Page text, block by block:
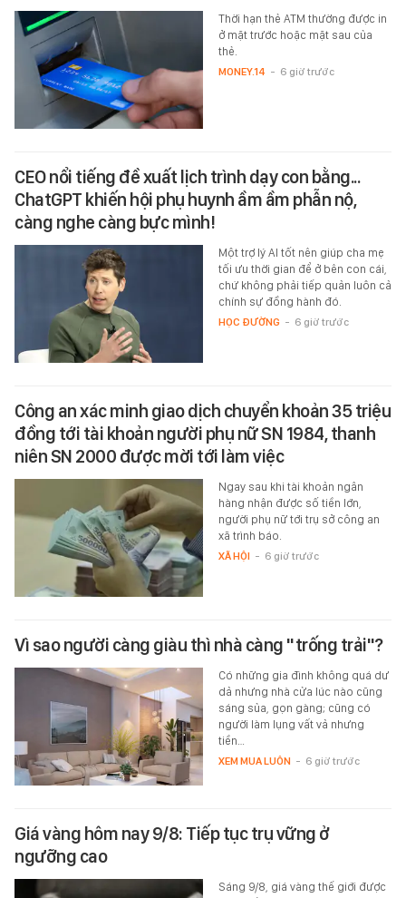
Thời hạn thẻ ATM thường được in
ở mặt trước hoặc mặt sau của
thẻ.
MONEY.14 - 6 giờ trước
CEO nổi tiếng đề xuất lịch trình dạy con bằng...
ChatGPT khiến hội phụ huynh ầm ầm phẫn nộ,
càng nghe càng bực mình!
Một trợ lý AI tốt nên giúp cha mẹ
tối ưu thời gian để ở bên con cái,
chứ không phải tiếp quản luôn cả
chính sự đồng hành đó.
HỌC ĐƯỜNG - 6 giờ trước
Công an xác minh giao dịch chuyển khoản 35 triệu
đồng tới tài khoản người phụ nữ SN 1984, thanh
niên SN 2000 được mời tới làm việc
Ngay sau khi tài khoản ngân
hàng nhận được số tiền lớn,
người phụ nữ tới trụ sở công an
xã trình báo.
XÃ HỘI - 6 giờ trước
Vì sao người càng giàu thì nhà càng "trống trải"?
Có những gia đình không quá dư
dả nhưng nhà cửa lúc nào cũng
sáng sủa, gọn gàng; cũng có
người làm lụng vất vả nhưng
tiền…
XEM MUA LUÔN - 6 giờ trước
Giá vàng hôm nay 9/8: Tiếp tục trụ vững ở
ngưỡng cao
Sáng 9/8, giá vàng thế giới được